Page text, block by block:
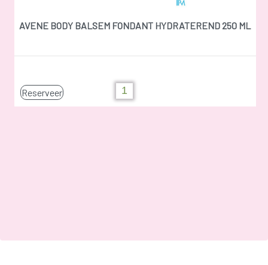
AVENE BODY BALSEM FONDANT HYDRATEREND 250 ML
Reserveer